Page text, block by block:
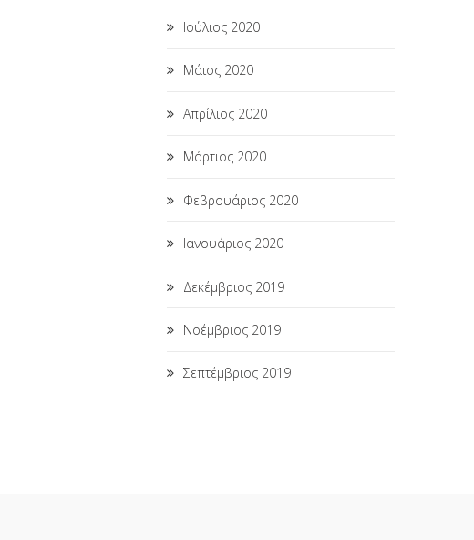
Ιούλιος 2020
Μάιος 2020
Απρίλιος 2020
Μάρτιος 2020
Φεβρουάριος 2020
Ιανουάριος 2020
Δεκέμβριος 2019
Νοέμβριος 2019
Σεπτέμβριος 2019